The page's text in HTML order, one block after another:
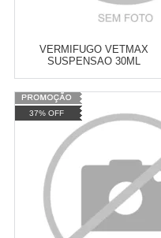
VERMIFUGO VETMAX
SUSPENSAO 30ML
Varejo:
Atacado: R$ 2.550,90 (Apenas
Revendedor)
10 x
Cat:VERMÍFUGOS
COMPRAR
37% OFF